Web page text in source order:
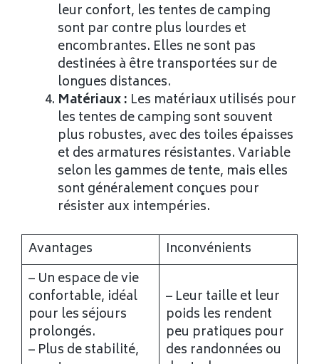
leur confort, les tentes de camping
sont par contre plus lourdes et
encombrantes. Elles ne sont pas
destinées à être transportées sur de
longues distances.
Matériaux : Les matériaux utilisés pour
les tentes de camping sont souvent
plus robustes, avec des toiles épaisses
et des armatures résistantes. Variable
selon les gammes de tente, mais elles
sont généralement conçues pour
résister aux intempéries.
Avantages
Inconvénients
– Un espace de vie
confortable, idéal
pour les séjours
prolongés.
– Plus de stabilité,
– Leur taille et leur
poids les rendent
peu pratiques pour
des randonnées ou